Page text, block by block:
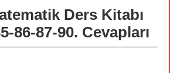
Ders Kitabı
86-87-90. Cevapları